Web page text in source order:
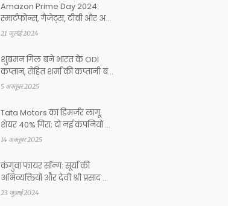
Amazon Prime Day 2024:
स्मार्टफोन्स, गैजेट्स, टीवी और अन्य
पर बेस्ट डील्स की लाइव अपडेट्स
21 जुलाई 2024
शुबमन गिल बने भारत के ODI
कप्तान, रोहित शर्मा की कप्तानी बंद,
ऑस्ट्रेलिया दौरा
5 अक्तूबर 2025
Tata Motors का डिमर्जर लागू,
शेयर 40% गिरा; दो नई कंपनियों का
भविष्य क्या?
14 अक्तूबर 2025
कंगुवा फायर सॉन्ग: सूर्या की
अभिव्यक्तियों और देवी श्री प्रसाद की
संगीत में दिखी आग
23 जुलाई 2024